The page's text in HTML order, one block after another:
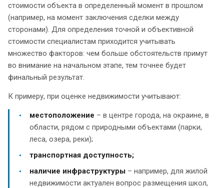
стоимости объекта в определенный момент в прошлом
(например, на момент заключения сделки между
сторонами). Для определения точной и объективной
стоимости специалистам приходится учитывать
множество факторов: чем больше обстоятельств примут
во внимание на начальном этапе, тем точнее будет
финальный результат.
К примеру, при оценке недвижимости учитывают:
местоположение – в центре города, на окраине, в
области, рядом с природными объектами (парки,
леса, озера, реки);
транспортная доступность;
наличие инфраструктуры – например, для жилой
недвижимости актуален вопрос размещения школ,